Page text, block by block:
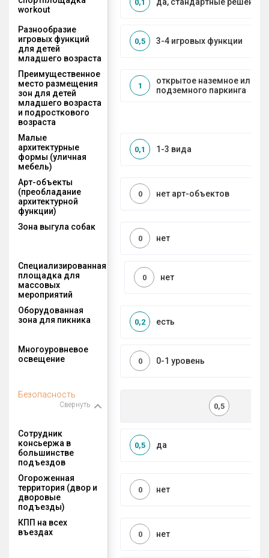
workout
да, стандартные решения
0,1
Разнообразие
игровых функций
для детей
младшего возраста
3-4 игровых функции
0,5
Преимущественное
место размещения
зон для детей
младшего возраста
и подросткового
возраста
открытое наземное или на
подземного паркинга
1
Малые
архитектурные
формы (уличная
мебель)
1-3 вида
0,1
Арт-объекты
(преобладание
архитектурной
функции)
нет арт-объектов
0
Зона выгула собак
нет
0
Специализированная
площадка для
массовых
мероприятий
нет
0
Оборудованная
зона для пикника
есть
0,2
Многоуровневое
освещение
0-1 уровень
0
Безопасность
Свернуть 0,5
Сотрудник
консьержа в
большинстве
подъездов
да
0,5
Огороженная
территория (двор и
дворовые
подъезды)
нет
0
КПП на всех
въездах
нет
0